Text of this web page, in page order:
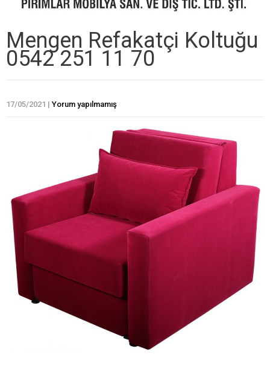
Mengen Refakatçi Koltuğu
0542 251 11 70
17/05/2021 | Yorum yapılmamış